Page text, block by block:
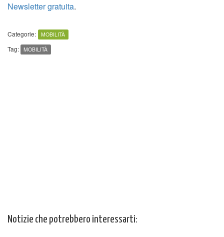
Newsletter gratuita.
Categorie: MOBILITÀ
Tag: MOBILITÀ
Notizie che potrebbero interessarti: